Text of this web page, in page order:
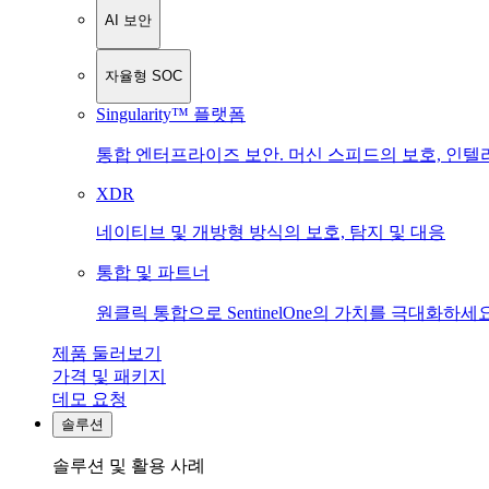
AI 보안
자율형 SOC
Singularity™ 플랫폼
통합 엔터프라이즈 보안. 머신 스피드의 보호, 인텔
XDR
네이티브 및 개방형 방식의 보호, 탐지 및 대응
통합 및 파트너
원클릭 통합으로 SentinelOne의 가치를 극대화하세
제품 둘러보기
가격 및 패키지
데모 요청
솔루션
솔루션 및 활용 사례